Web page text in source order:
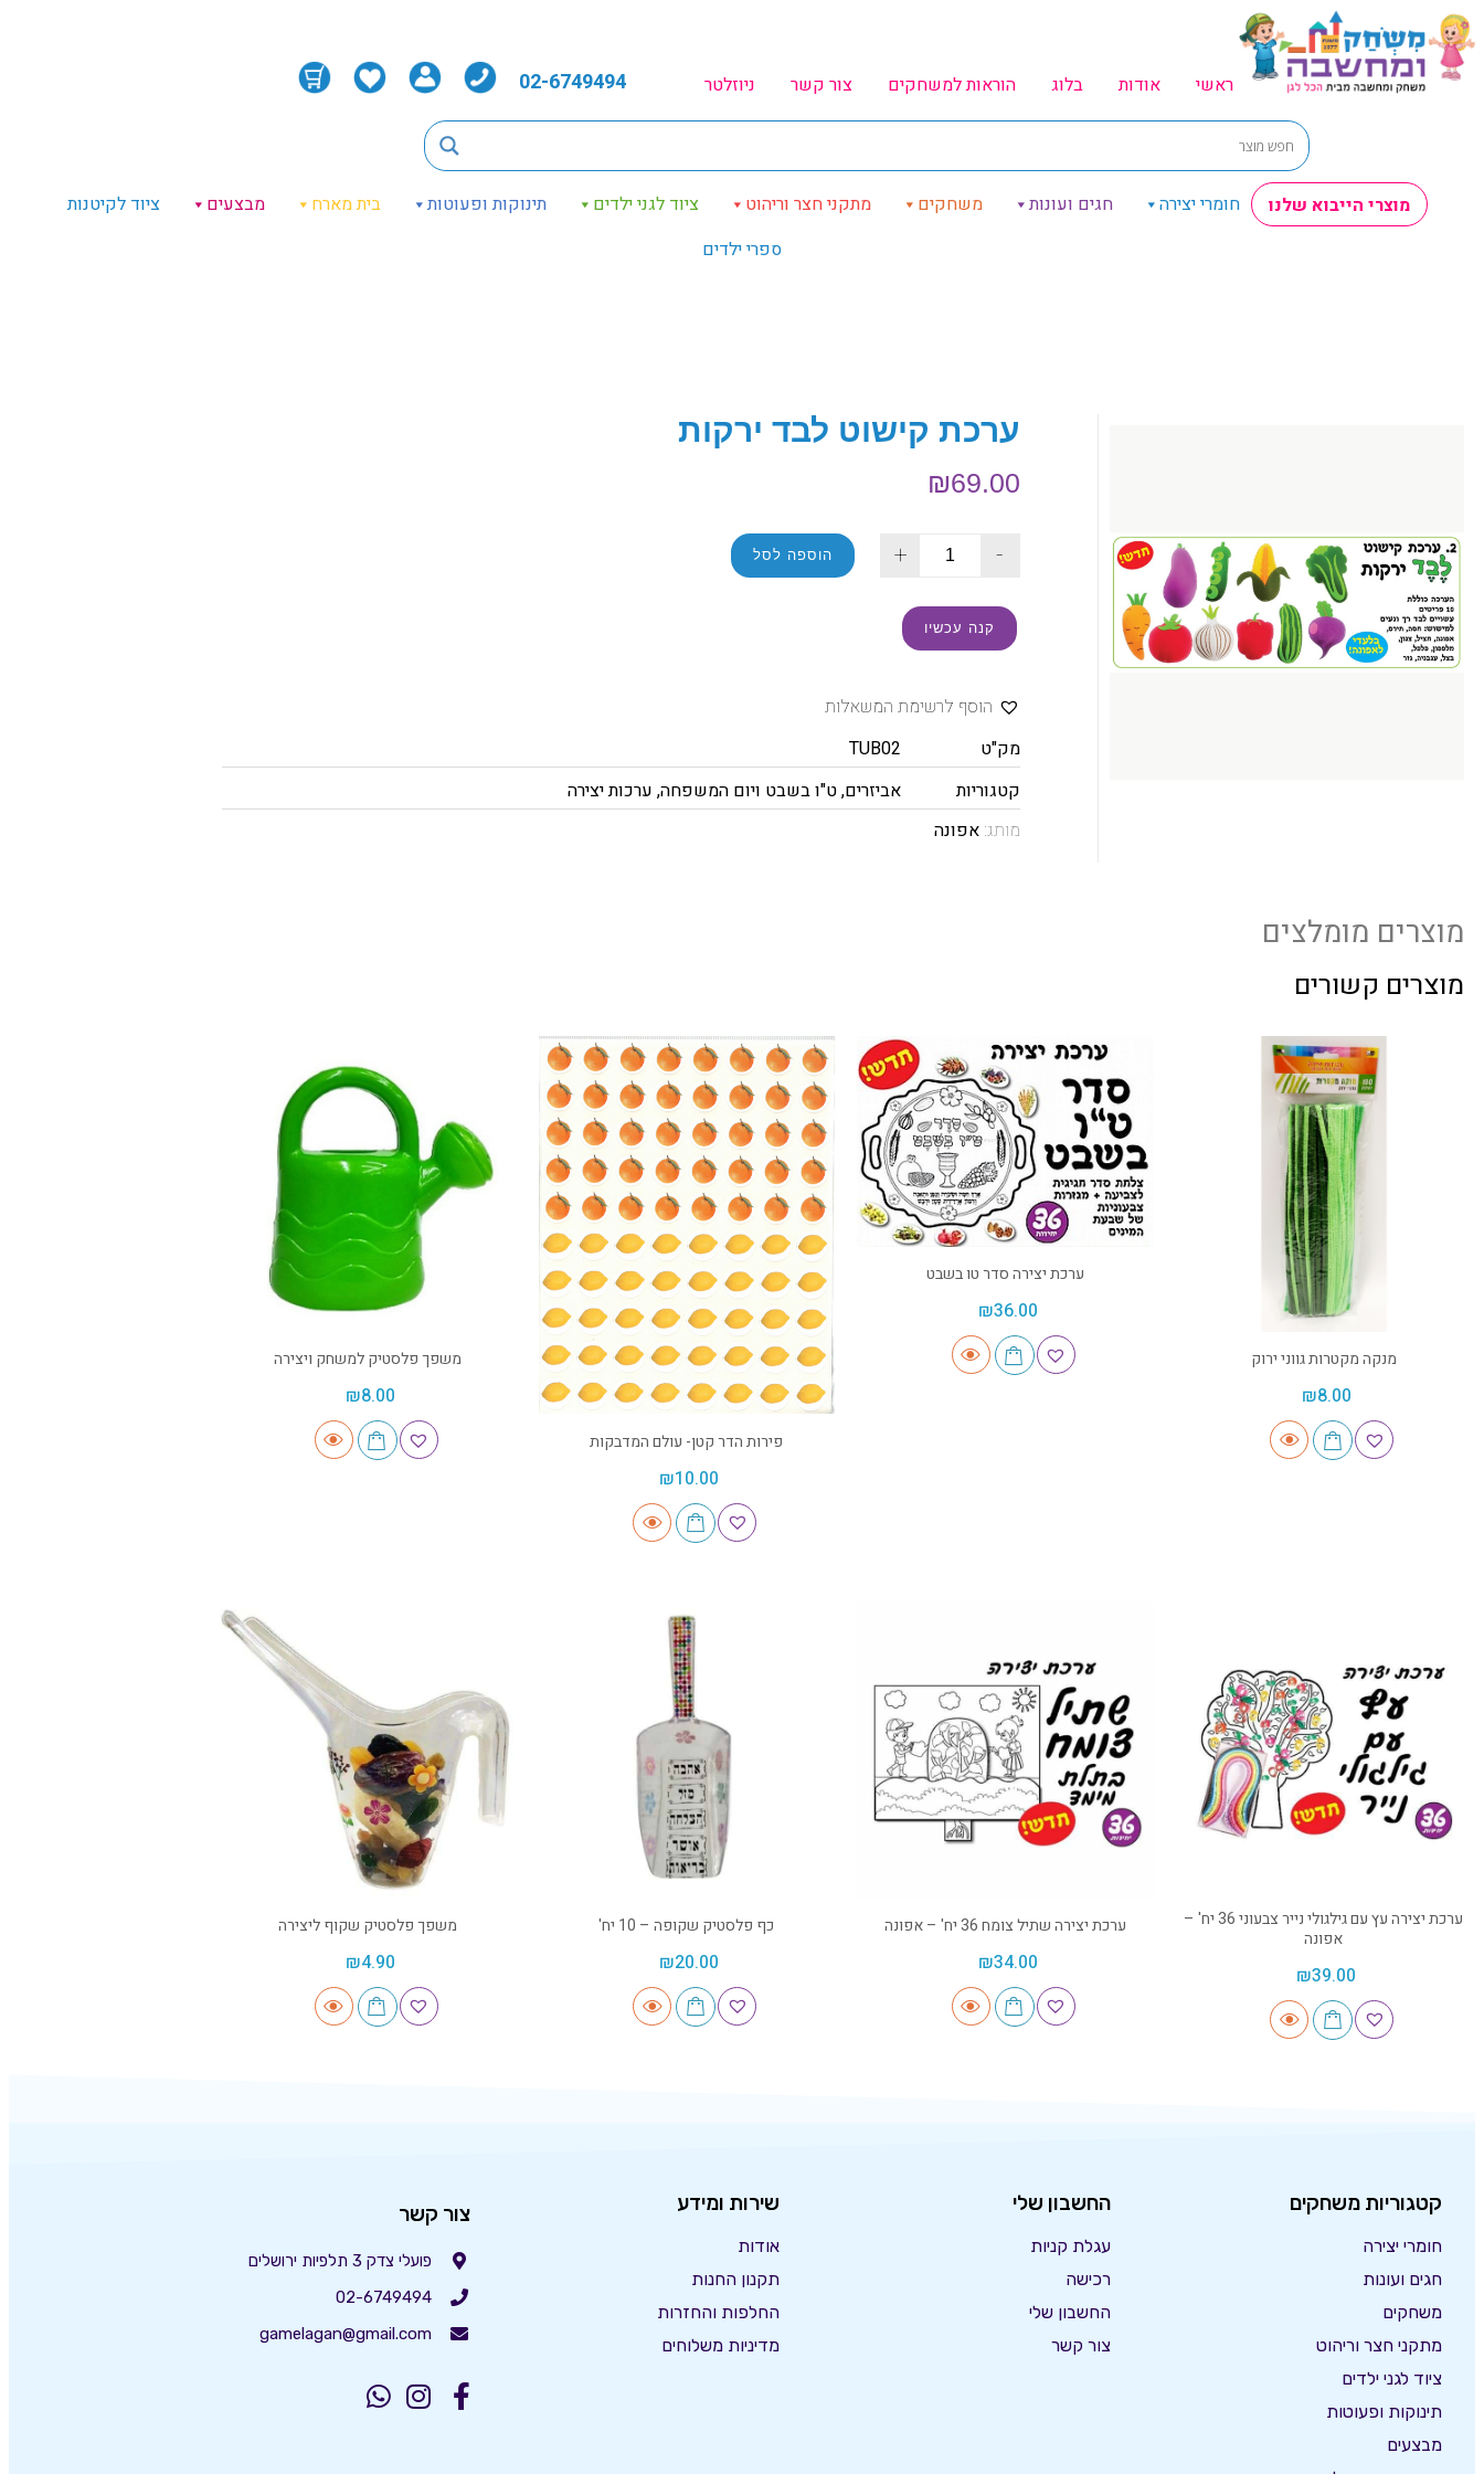
ראשי אודות בלוג הוראות למשחקים צור קשר ניוזלטר 02-6749494
מוצרי הייבוא שלנו חומרי יצירה חגים ועונות משחקים מתקני חצר וריהוט ציוד לגני ילדים תינוקות ופעוטות בית מארח מבצעים
ציוד לקיטנות
ספרי ילדים
ערכת קישוט לבד ירקות
₪69.00
-
+ הוספה לסל
קנה עכשיו
הוסף לרשימת המשאלות
מק"ט
TUB02
קטגוריות
אביזרים,ט"ו בשבט ויום המשפחה, ערכות יצירה
מותג: אפונה
מוצרים מומלצים
מוצרים קשורים
מנקה מקטרות גווני ירוק
₪8.00
ערכת יצירה סדר טו בשבט
₪36.00
פירות הדר קטן- עולם המדבקות
₪10.00
משפך פלסטיק למשחק ויצירה
₪8.00
ערכת יצירה עץ עם גילגולי נייר צבעוני 36 יח' –
אפונה
₪39.00
ערכת יצירה שתיל צומח 36 יח' – אפונה
₪34.00
כף פלסטיק שקופה – 10 יח'
₪20.00
משפך פלסטיק שקוף ליצירה
₪4.90
קטגוריות משחקים
חומרי יצירה
חגים ועונות
משחקים
מתקני חצר וריהוט
ציוד לגני ילדים
תינוקות ופעוטות
מבצעים
החשבון שלי
עגלת קניות
רכישה
החשבון שלי
צור קשר
שירות ומידע
אודות
תקנון החנות
החלפות והחזרות
מדיניות משלוחים
צור קשר
פועלי צדק 3 תלפיות ירושלים
02-6749494
gamelagan@gmail.com